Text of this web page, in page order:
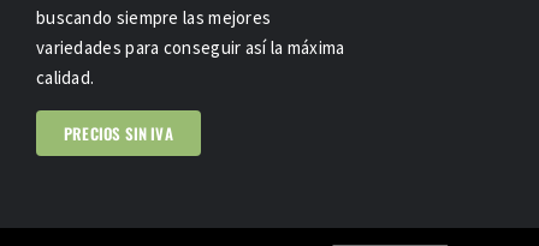
buscando siempre las mejores
variedades para conseguir así la máxima
calidad.
PRECIOS SIN IVA